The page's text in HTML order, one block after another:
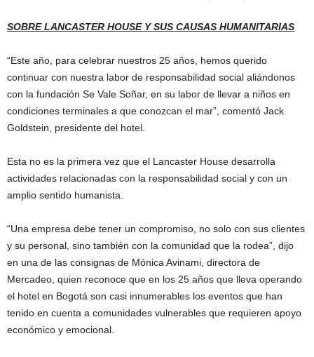
SOBRE LANCASTER HOUSE Y SUS CAUSAS HUMANITARIAS
“Este año, para celebrar nuestros 25 años, hemos querido
continuar con nuestra labor de responsabilidad social aliándonos
con la fundación Se Vale Soñar, en su labor de llevar a niños en
condiciones terminales a que conozcan el mar”, comentó Jack
Goldstein, presidente del hotel.
Esta no es la primera vez que el Lancaster House desarrolla
actividades relacionadas con la responsabilidad social y con un
amplio sentido humanista.
“Una empresa debe tener un compromiso, no solo con sus clientes
y su personal, sino también con la comunidad que la rodea”, dijo
en una de las consignas de Mónica Avinami, directora de
Mercadeo, quien reconoce que en los 25 años que lleva operando
el hotel en Bogotá son casi innumerables los eventos que han
tenido en cuenta a comunidades vulnerables que requieren apoyo
económico y emocional.